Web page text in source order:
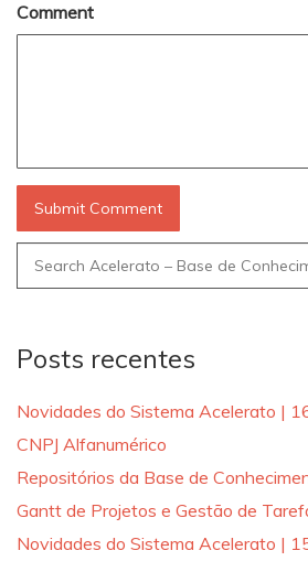
Comment
Search
for:
Posts recentes
Novidades do Sistema Acelerato |
CNPJ Alfanumérico
Repositórios da Base de
Gantt de Projetos e Gestão de
Novidades do Sistema Acelerato |